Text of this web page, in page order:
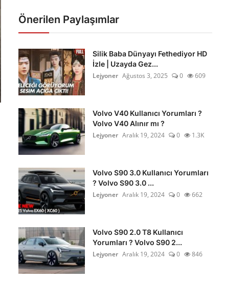
Önerilen Paylaşımlar
Silik Baba Dünyayı Fethediyor HD
İzle | Uzayda Gez...
Lejyoner Ağustos 3, 2025 0 609
Volvo V40 Kullanıcı Yorumları ?
Volvo V40 Alınır mı ?
Lejyoner Aralık 19, 2024 0 1.3K
Volvo S90 3.0 Kullanıcı Yorumları
? Volvo S90 3.0 ...
Lejyoner Aralık 19, 2024 0 662
Volvo S90 2.0 T8 Kullanıcı
Yorumları ? Volvo S90 2...
Lejyoner Aralık 19, 2024 0 846